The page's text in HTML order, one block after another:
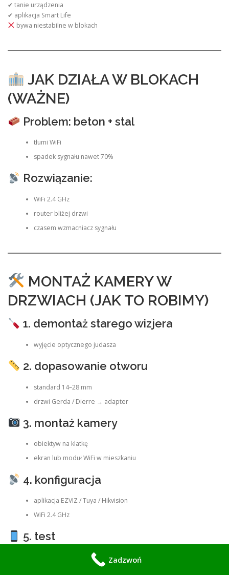
✔ tanie urządzenia
✔ aplikacja Smart Life
bywa niestabilne w blokach
JAK DZIAŁA W BLOKACH
(WAŻNE)
Problem: beton + stal
tłumi WiFi
spadek sygnału nawet 70%
Rozwiązanie:
WiFi 2.4 GHz
router bliżej drzwi
czasem wzmacniacz sygnału
MONTAŻ KAMERY W
DRZWIACH (JAK TO ROBIMY)
1. demontaż starego wizjera
wyjęcie optycznego judasza
2. dopasowanie otworu
standard 14–28 mm
drzwi Gerda / Dierre → adapter
3. montaż kamery
obiektyw na klatkę
ekran lub moduł WiFi w mieszkaniu
4. konfiguracja
aplikacja EZVIZ / Tuya / Hikvision
WiFi 2.4 GHz
5. test
Zadzwoń